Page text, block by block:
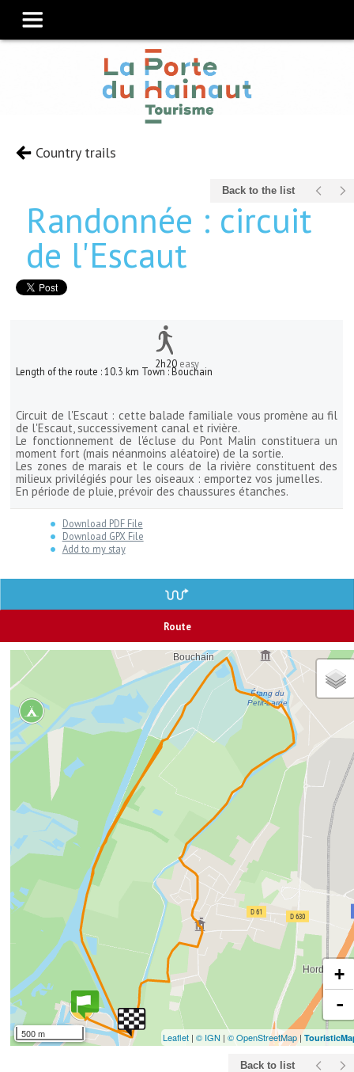
Country trails
Back to the list
Randonnée : circuit
de l'Escaut
2h20 easy
Length of the route :10.3km Town :Bouchain
Circuit de l'Escaut : cette balade familiale vous promène au fil
de l'Escaut, successivement canal et rivière.
Le fonctionnement de l'écluse du Pont Malin constituera un
moment fort (mais néanmoins aléatoire) de la sortie.
Les zones de marais et le cours de la rivière constituent des
milieux privilégiés pour les oiseaux : emportez vos jumelles.
En période de pluie, prévoir des chaussures étanches.
Download PDF File
Download GPX File
Add to my stay
Route
500 m
+
-
Leaflet |© IGN |© OpenStreetMap |
Back to list